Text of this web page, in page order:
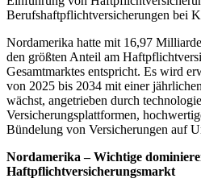
Berufshaftpflichtversicherungen bei
Nordamerika hatte mit 16,97
den größten Anteil am
Gesamtmarktes entspricht. Es wird
von 2025 bis 2034 mit einer
wächst, angetrieben durch
Versicherungsplattformen,
Bündelung von Versicherungen auf
Nordamerika – Wichtige
Haftpflichtversicherungsmarkt